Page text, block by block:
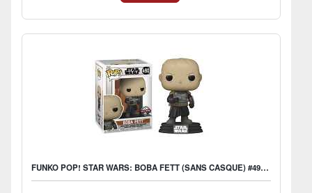
FUNKO POP! STAR WARS: BOBA FETT (SANS CASQUE) #490- US EXCLUSIVE